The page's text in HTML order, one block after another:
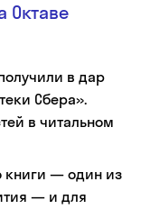
Октаве
в дар
Сбера».
в читальном
книги — один из
— и для